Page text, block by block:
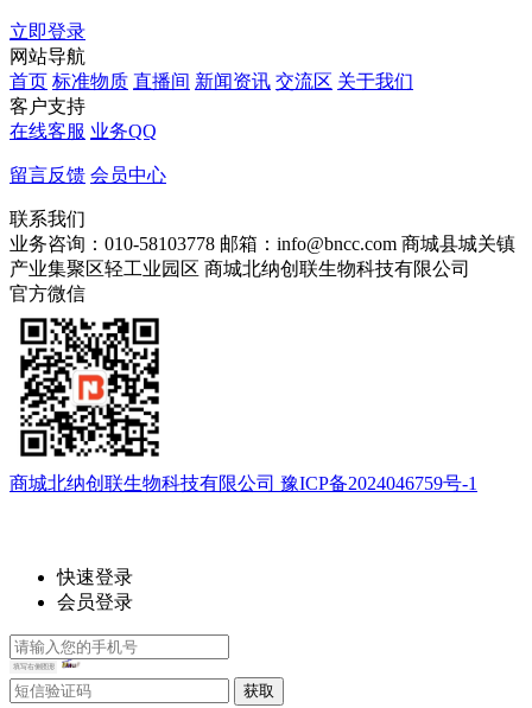
立即登录
网站导航
首页 标准物质 直播间 新闻资讯 交流区 关于我们
客户支持
在线客服 业务QQ
留言反馈 会员中心
联系我们
业务咨询：010-58103778 邮箱：info@bncc.com 商城县城关镇
产业集聚区轻工业园区 商城北纳创联生物科技有限公司
官方微信
商城北纳创联生物科技有限公司 豫ICP备2024046759号-1
快速登录
会员登录